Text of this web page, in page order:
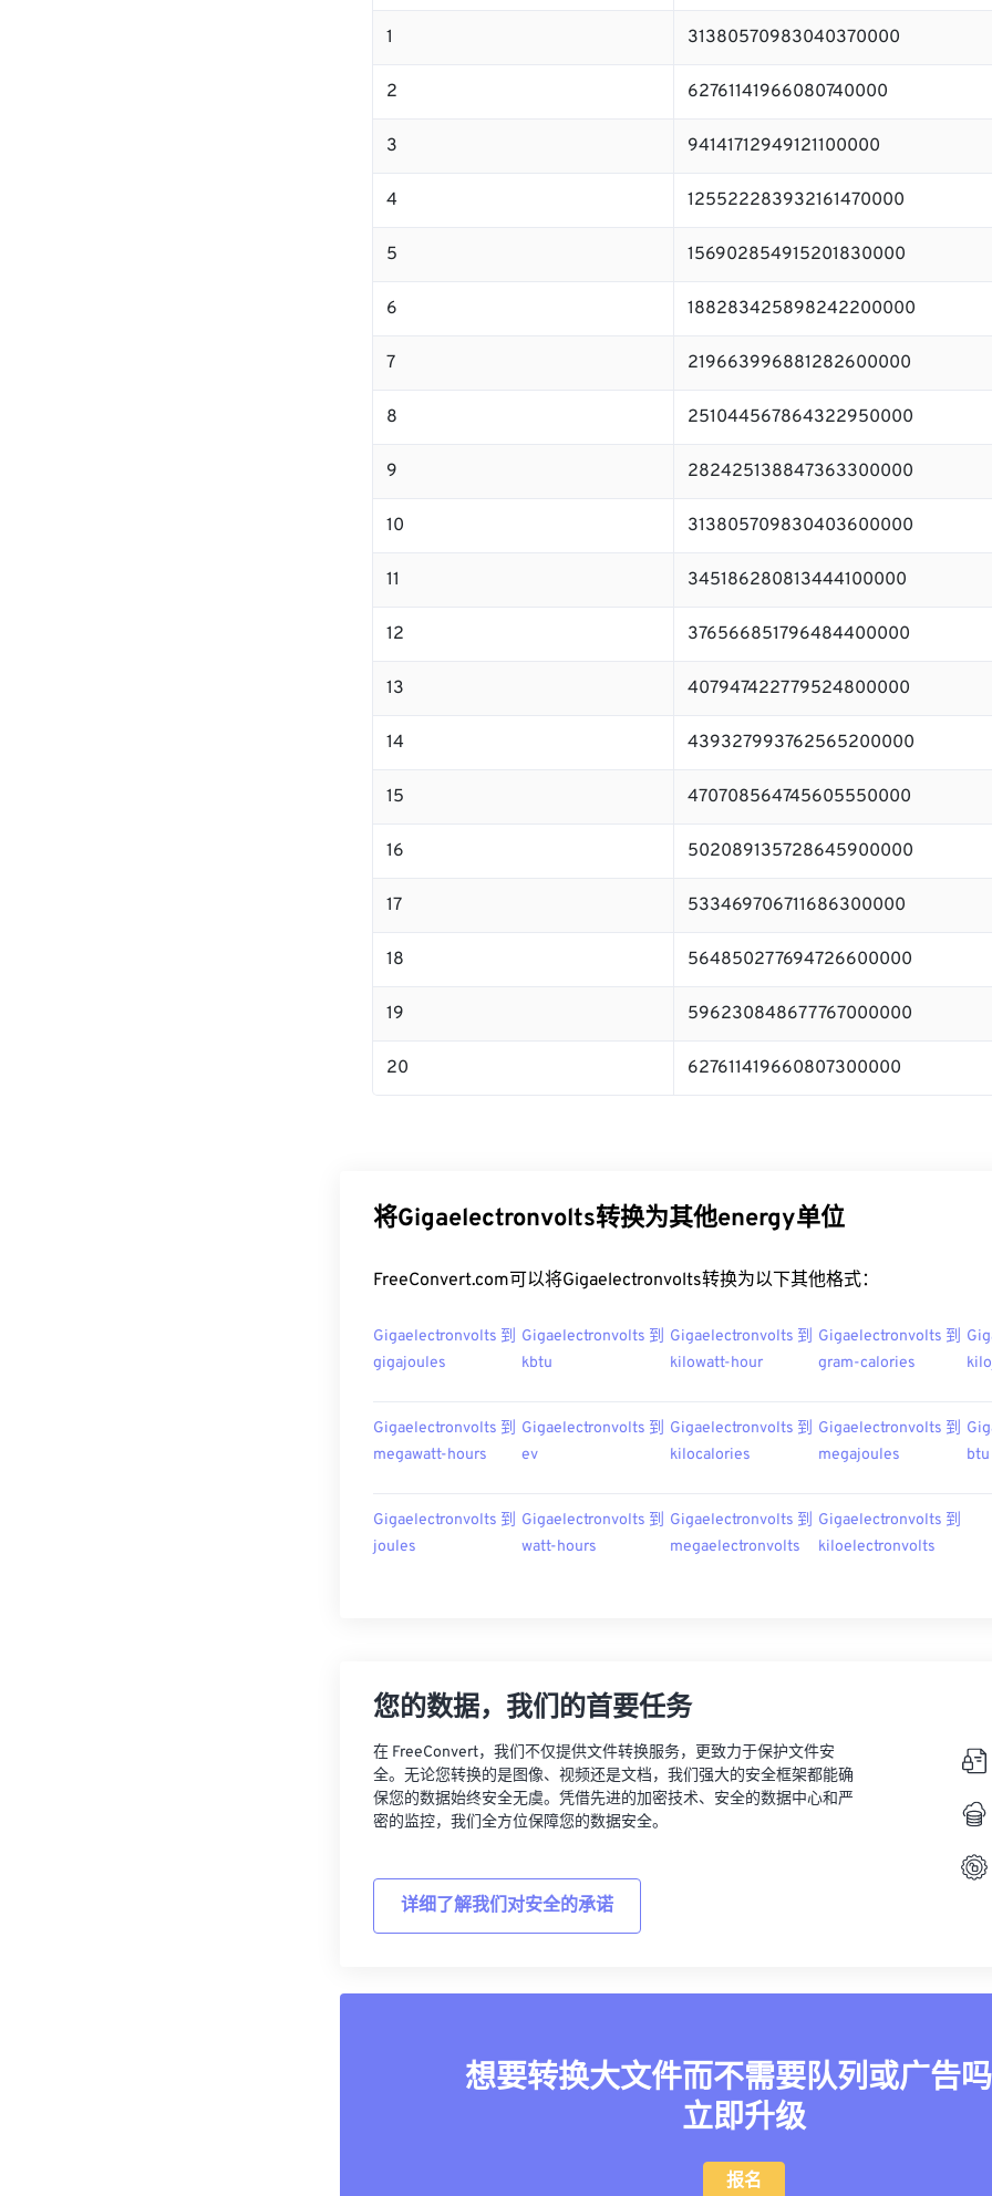
1 31380570983040370000
2 62761141966080740000
3 94141712949121100000
4 125522283932161470000
5 156902854915201830000
6 188283425898242200000
7 219663996881282600000
8 251044567864322950000
9 282425138847363300000
10 313805709830403600000
11 345186280813444100000
12 376566851796484400000
13 407947422779524800000
14 439327993762565200000
15 470708564745605550000
16 502089135728645900000
17 533469706711686300000
18 564850277694726600000
19 596230848677767000000
20 627611419660807300000
将Gigaelectronvolts转换为其他energy单位
FreeConvert.com可以将Gigaelectronvolts转换为以下其他格式：
Gigaelectronvolts 到
gigajoules
Gigaelectronvolts 到
kbtu
Gigaelectronvolts 到
kilowatt-hour
Gigaelectronvolts 到
gram-calories
Gigaelectronvolts 到
megawatt-hours
Gigaelectronvolts 到
ev
Gigaelectronvolts 到
kilocalories
Gigaelectronvolts 到
megajoules
btu
Gigaelectronvolts 到
joules
Gigaelectronvolts 到
watt-hours
Gigaelectronvolts 到
megaelectronvolts
Gigaelectronvolts 到
kiloelectronvolts
您的数据，我们的首要任务
在 FreeConvert，我们不仅提供文件转换服务，更致力于保护文件安
全。无论您转换的是图像、视频还是文档，我们强大的安全框架都能确
保您的数据始终安全无虞。凭借先进的加密技术、安全的数据中心和严
密的监控，我们全方位保障您的数据安全。
详细了解我们对安全的承诺
想要转换大文件而不需要队列或广告吗
立即升级
报名